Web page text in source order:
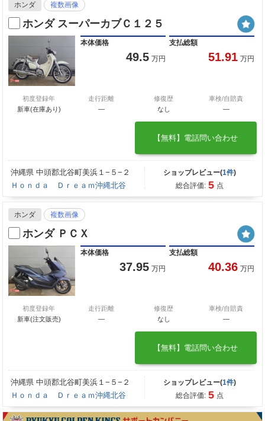
ホンダ 複数画像
ホンダ スーパーカブＣ１２５
本体価格
49.5 万円
支払総額
51.91 万円
初度登録年
新車(在庫あり)
走行距離
―
修復歴
なし
車検/自賠責
―
【無料】電話問い合わせ
沖縄県 中頭郡北谷町美浜１−５−２
Ｈｏｎｄａ Ｄｒｅａｍ沖縄北谷
ショップレビュー(1件)
総合評価: 5 点
ホンダ 複数画像
ホンダ ＰＣＸ
本体価格
37.95 万円
支払総額
40.36 万円
初度登録年
新車(注文販売)
走行距離
―
修復歴
なし
車検/自賠責
―
【無料】電話問い合わせ
沖縄県 中頭郡北谷町美浜１−５−２
Ｈｏｎｄａ Ｄｒｅａｍ沖縄北谷
ショップレビュー(1件)
総合評価: 5 点